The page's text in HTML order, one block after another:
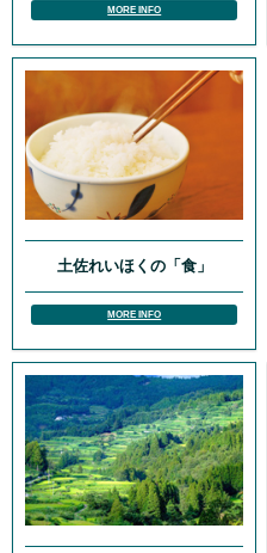
MORE INFO
土佐れいほくの「食」
MORE INFO